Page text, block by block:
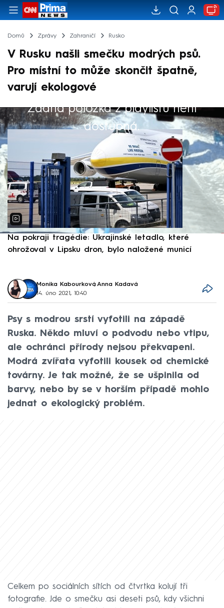
Domů Zprávy Zahraničí Rusko
V Rusku našli smečku modrých psů.
Pro místní to může skončit špatně,
varují ekologové
Žádná položka z playlistu není
dostupná.
Výběr redakce
Na pokraji tragédie: Ukrajinské letadlo, které
ohrožoval v Lipsku dron, bylo naložené municí
Monika Kabourková, Anna Kadavá
14. úno 2021, 10:40
Psy s modrou srstí vyfotili na západě
Ruska. Někdo mluví o podvodu nebo vtipu,
ale ochránci přírody nejsou překvapeni.
Modrá zvířata vyfotili kousek od chemické
továrny. Je tak možné, že se ušpinila od
barvy, nebo by se v horším případě mohlo
jednat o ekologický problém.
Celkem po sociálních sítích od čtvrtka kolují tři
fotografie. Jde o smečku asi deseti psů, kdy všichni